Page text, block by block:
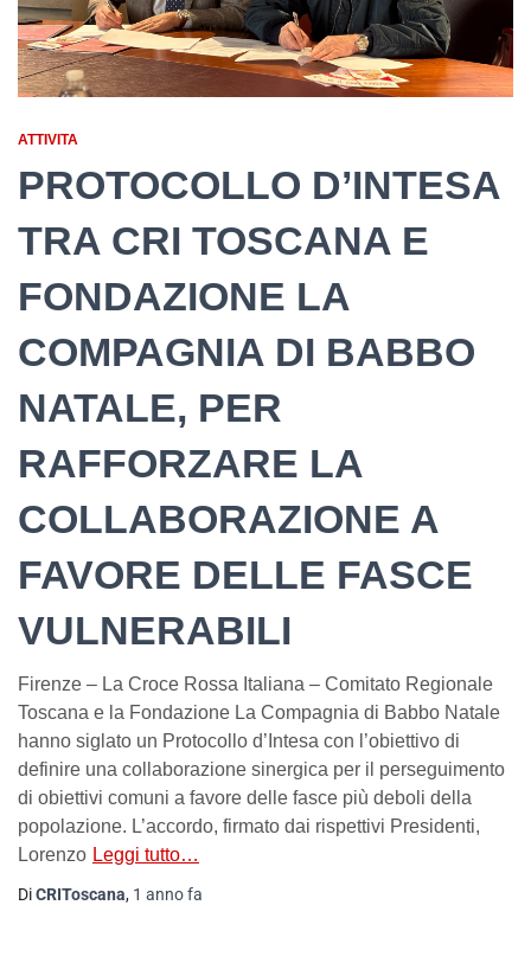
ATTIVITA
PROTOCOLLO D’INTESA
TRA CRI TOSCANA E
FONDAZIONE LA
COMPAGNIA DI BABBO
NATALE, PER
RAFFORZARE LA
COLLABORAZIONE A
FAVORE DELLE FASCE
VULNERABILI
Firenze – La Croce Rossa Italiana – Comitato Regionale
Toscana e la Fondazione La Compagnia di Babbo Natale
hanno siglato un Protocollo d’Intesa con l’obiettivo di
definire una collaborazione sinergica per il perseguimento
di obiettivi comuni a favore delle fasce più deboli della
popolazione. L’accordo, firmato dai rispettivi Presidenti,
Lorenzo Leggi tutto…
DiCRIToscana, 1 annofa